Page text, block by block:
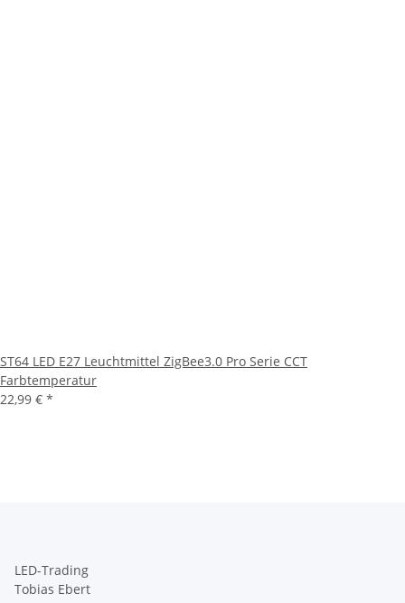
ST64 LED E27 Leuchtmittel ZigBee3.0 Pro Serie CCT
Farbtemperatur
22,99 € *
LED-Trading
Tobias Ebert